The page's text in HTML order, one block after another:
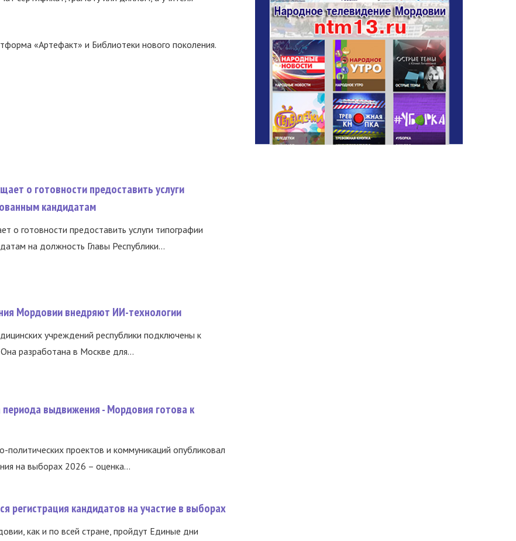
«Артефакт» и Библиотеки нового поколения.
о готовности предоставить услуги
кандидатам
о готовности предоставить услуги типографии
на должность Главы Республики...
Мордовии внедряют ИИ-технологии
учреждений республики подключены к
разработана в Москве для...
периода выдвижения - Мордовия готова к
проектов и коммуникаций опубликовал
на выборах 2026 – оценка...
регистрация кандидатов на участие в выборах
как и по всей стране, пройдут Единые дни